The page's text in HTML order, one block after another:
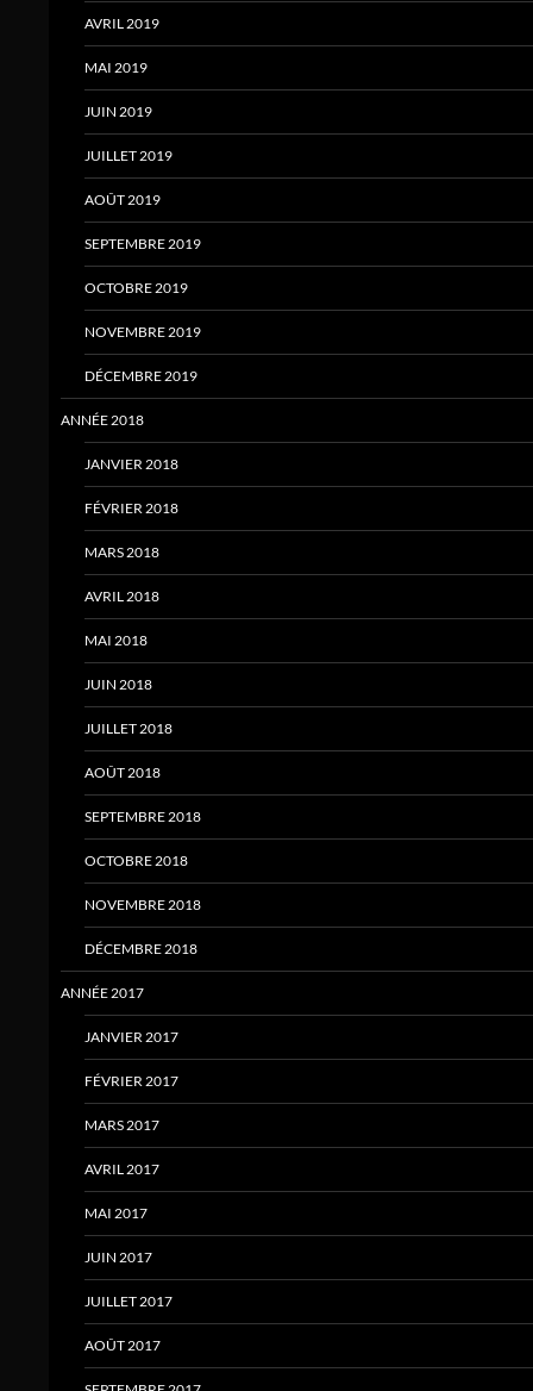
AVRIL 2019
MAI 2019
JUIN 2019
JUILLET 2019
AOÛT 2019
SEPTEMBRE 2019
OCTOBRE 2019
NOVEMBRE 2019
DÉCEMBRE 2019
ANNÉE 2018
JANVIER 2018
FÉVRIER 2018
MARS 2018
AVRIL 2018
MAI 2018
JUIN 2018
JUILLET 2018
AOÛT 2018
SEPTEMBRE 2018
OCTOBRE 2018
NOVEMBRE 2018
DÉCEMBRE 2018
ANNÉE 2017
JANVIER 2017
FÉVRIER 2017
MARS 2017
AVRIL 2017
MAI 2017
JUIN 2017
JUILLET 2017
AOÛT 2017